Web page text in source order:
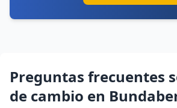
Preguntas frecuentes
de cambio en